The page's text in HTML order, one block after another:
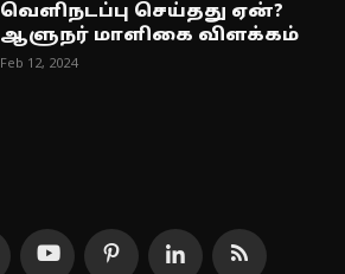
வெளிநடப்பு செய்தது ஏன்?
ஆளுநர் மாளிகை விளக்கம்
Feb 12, 2024